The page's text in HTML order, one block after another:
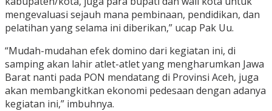
mengevaluasi sejauh mana pembinaan, pendidikan, dan
pelatihan yang selama ini diberikan,” ucap Pak Uu.
“Mudah-mudahan efek domino dari kegiatan ini, di
samping akan lahir atlet-atlet yang mengharumkan Jawa
Barat nanti pada PON mendatang di Provinsi Aceh, juga
akan membangkitkan ekonomi pedesaan dengan adanya
kegiatan ini,” imbuhnya.